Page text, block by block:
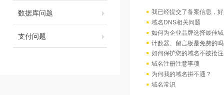
数据库问题
支付问题
我已经提交了备案信息，
域名DNS相关问题
如何为企业品牌选择最佳
计数器、留言板是免费的
如何保护您的域名不被抢注
域名注册注意事项
为何我的域名拼不通？
域名常识